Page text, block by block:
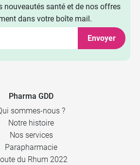
nouveautés santé et de nos offres
dans votre boîte mail.
Envoyer
Pharma GDD
sommes-nous ?
Notre histoire
Nos services
Parapharmacie
du Rhum 2022